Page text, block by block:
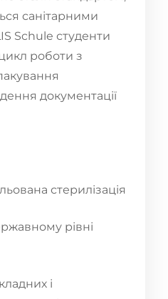
санітарними
Schule студенти
роботи з
документації
стерилізація
рівні
і